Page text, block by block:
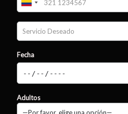
Fecha
Adultos